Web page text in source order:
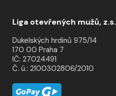
Liga otevřených mužů, z.s.
Dukelských hrdinů 975/14
170 00 Praha 7
IČ: 27024491
Č. ú.: 2100302806/2010